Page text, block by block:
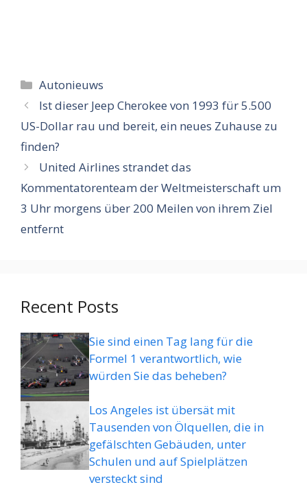
Categorieën
Autonieuws
Ist dieser Jeep Cherokee von 1993 für 5.500
US-Dollar rau und bereit, ein neues Zuhause zu
finden?
United Airlines strandet das
Kommentatorenteam der Weltmeisterschaft um
3 Uhr morgens über 200 Meilen von ihrem Ziel
entfernt
Recent Posts
Sie sind einen Tag lang für die
Formel 1 verantwortlich, wie
würden Sie das beheben?
Los Angeles ist übersät mit
Tausenden von Ölquellen, die in
gefälschten Gebäuden, unter
Schulen und auf Spielplätzen
versteckt sind